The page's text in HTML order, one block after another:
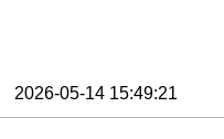
2026-05-14 15:49:21